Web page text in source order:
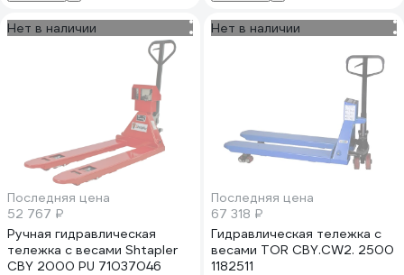
Нет в наличии
Последняя цена
52 767 ₽
Ручная гидравлическая
тележка с весами Shtapler
CBY 2000 PU 71037046
Нет в наличии
Последняя цена
67 318 ₽
Гидравлическая тележка с
весами TOR CBY.CW2. 2500
1182511